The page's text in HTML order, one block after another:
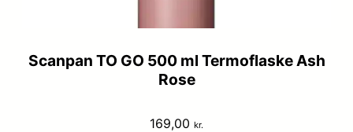
Scanpan TO GO 500 ml Termoflaske Ash
Rose
169,00 kr.